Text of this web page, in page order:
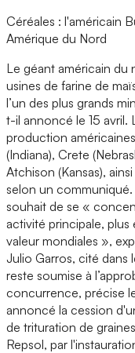
Céréales : l'américain
Amérique du Nord
Le géant américain
usines de farine de
l’un des plus grands
t-il annoncé le 15 avril.
production
(Indiana), Crete
Atchison (Kansas),
selon un
souhait de se «
activité principale,
valeur mondiales »,
Julio Garros, cité dans
reste soumise à
concurrence, précise
annoncé la cession
de trituration de
Repsol, par